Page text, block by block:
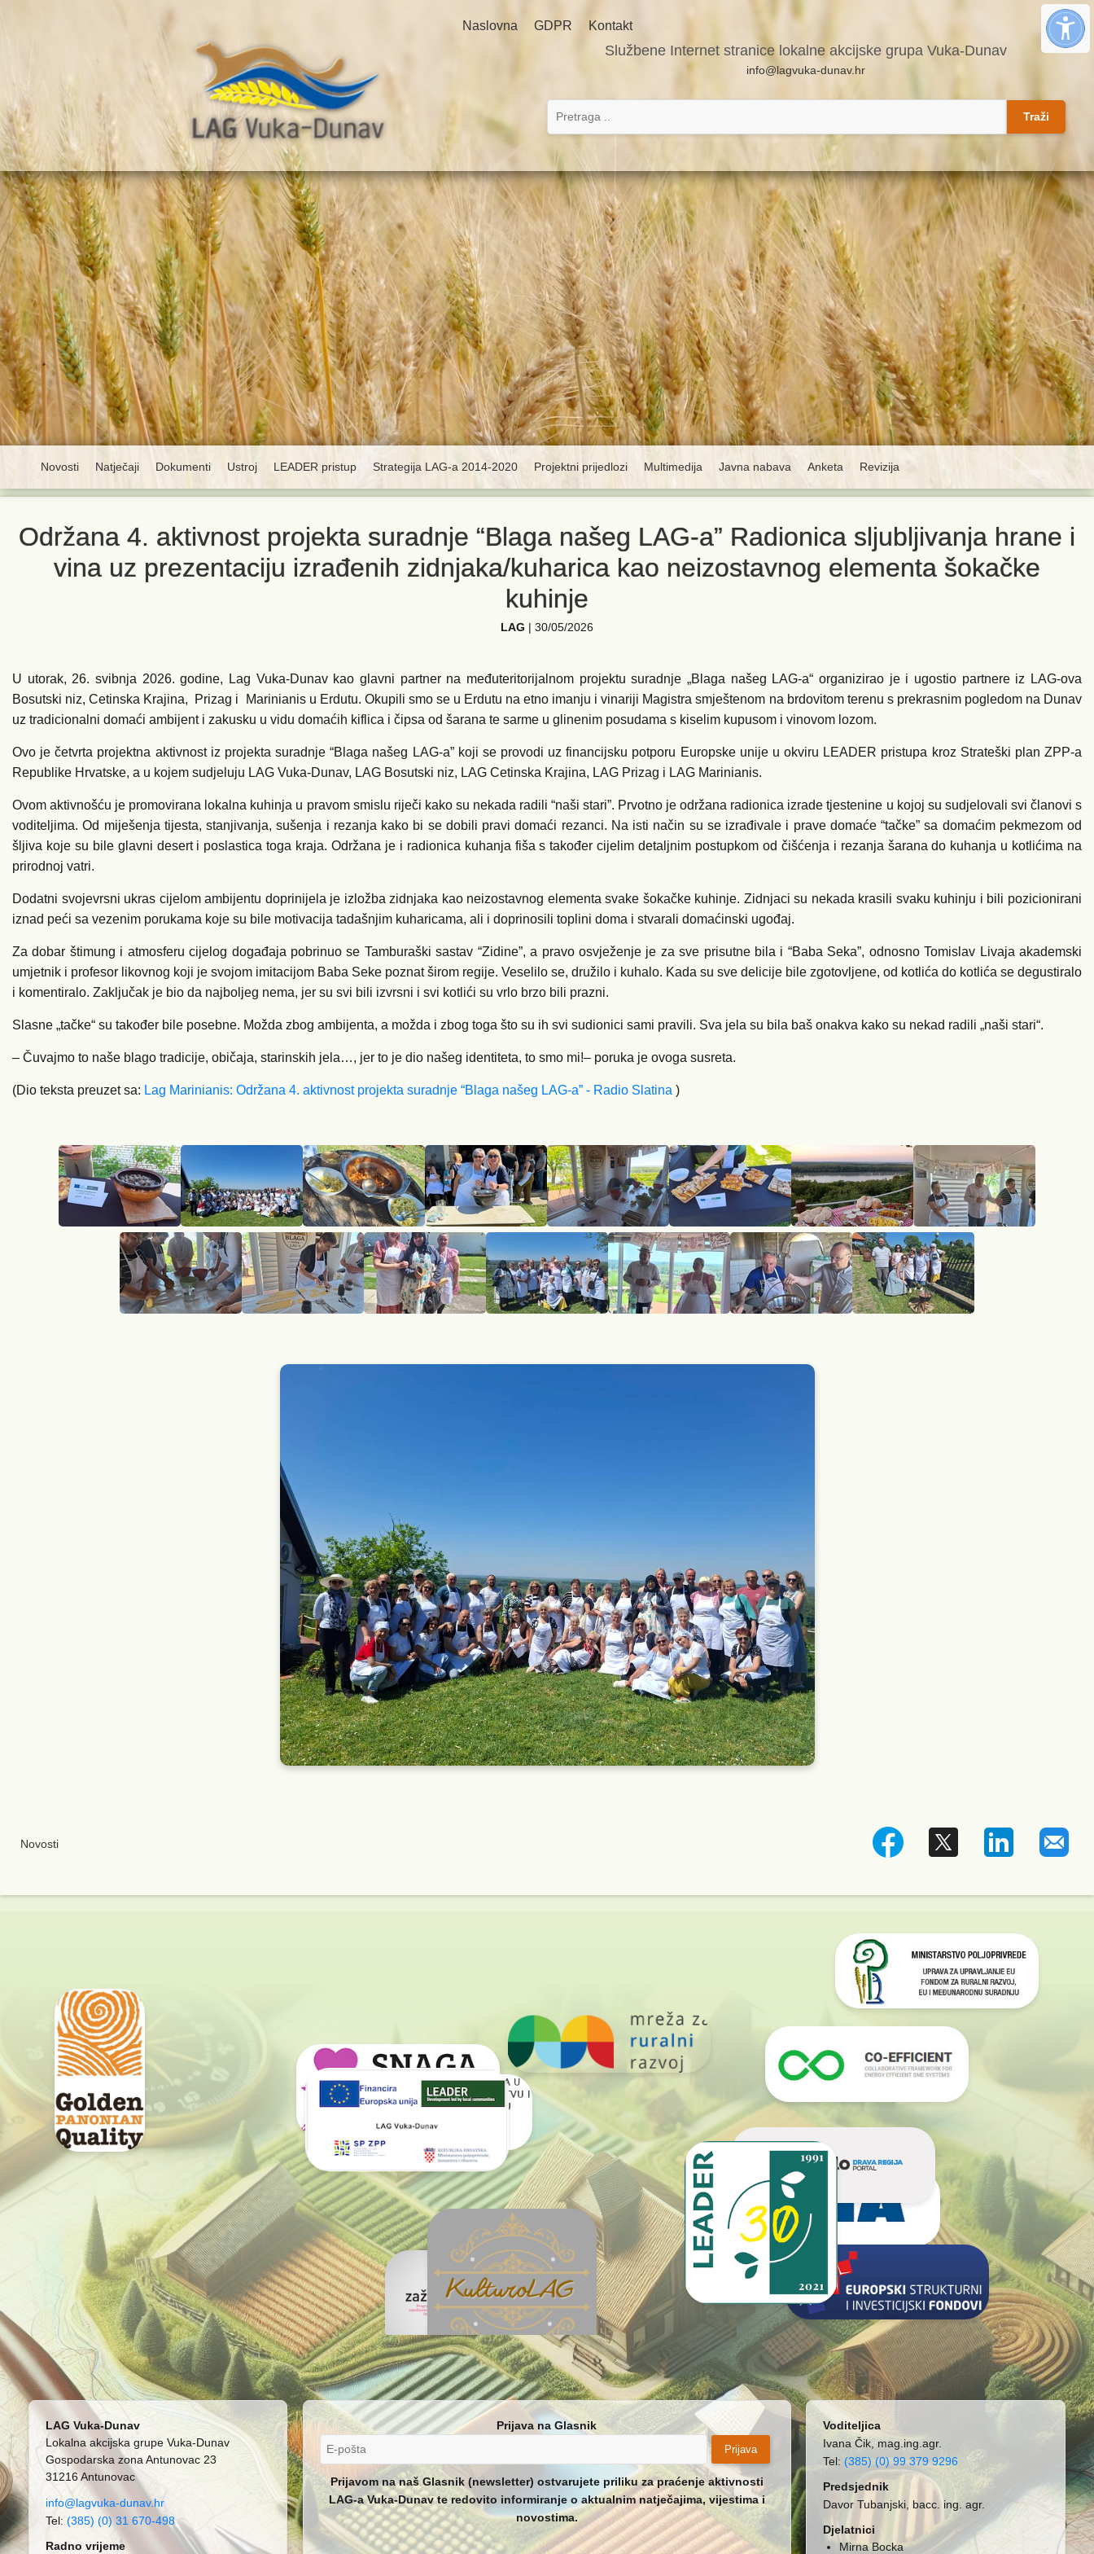
Naslovna GDPR Kontakt
Službene Internet stranice lokalne akcijske grupa Vuka-Dunav
info@lagvuka-dunav.hr
Traži
Novosti Natječaji Dokumenti Ustroj LEADER pristup Strategija LAG-a 2014-2020 Projektni prijedlozi Multimedija Javna nabava Anketa Revizija
Održana 4. aktivnost projekta suradnje “Blaga našeg LAG-a” Radionica sljubljivanja hrane i
vina uz prezentaciju izrađenih zidnjaka/kuharica kao neizostavnog elementa šokačke
kuhinje
LAG | 30/05/2026
U utorak, 26. svibnja 2026. godine, Lag Vuka-Dunav kao glavni partner na međuteritorijalnom projektu suradnje „Blaga našeg LAG-a“ organizirao je i ugostio partnere iz LAG-ova
Bosutski niz, Cetinska Krajina, Prizag i Marinianis u Erdutu. Okupili smo se u Erdutu na etno imanju i vinariji Magistra smještenom na brdovitom terenu s prekrasnim pogledom na Dunav
uz tradicionalni domaći ambijent i zakusku u vidu domaćih kiflica i čipsa od šarana te sarme u glinenim posudama s kiselim kupusom i vinovom lozom.
Ovo je četvrta projektna aktivnost iz projekta suradnje “Blaga našeg LAG-a” koji se provodi uz financijsku potporu Europske unije u okviru LEADER pristupa kroz Strateški plan ZPP-a
Republike Hrvatske, a u kojem sudjeluju LAG Vuka-Dunav, LAG Bosutski niz, LAG Cetinska Krajina, LAG Prizag i LAG Marinianis.
Ovom aktivnošću je promovirana lokalna kuhinja u pravom smislu riječi kako su nekada radili “naši stari”. Prvotno je održana radionica izrade tjestenine u kojoj su sudjelovali svi članovi s
voditeljima. Od miješenja tijesta, stanjivanja, sušenja i rezanja kako bi se dobili pravi domaći rezanci. Na isti način su se izrađivale i prave domaće “tačke” sa domaćim pekmezom od
šljiva koje su bile glavni desert i poslastica toga kraja. Održana je i radionica kuhanja fiša s također cijelim detaljnim postupkom od čišćenja i rezanja šarana do kuhanja u kotlićima na
prirodnoj vatri.
Dodatni svojevrsni ukras cijelom ambijentu doprinijela je izložba zidnjaka kao neizostavnog elementa svake šokačke kuhinje. Zidnjaci su nekada krasili svaku kuhinju i bili pozicionirani
iznad peći sa vezenim porukama koje su bile motivacija tadašnjim kuharicama, ali i doprinosili toplini doma i stvarali domaćinski ugođaj.
Za dobar štimung i atmosferu cijelog događaja pobrinuo se Tamburaški sastav “Zidine”, a pravo osvježenje je za sve prisutne bila i “Baba Seka”, odnosno Tomislav Livaja akademski
umjetnik i profesor likovnog koji je svojom imitacijom Baba Seke poznat širom regije. Veselilo se, družilo i kuhalo. Kada su sve delicije bile zgotovljene, od kotlića do kotlića se degustiralo
i komentiralo. Zaključak je bio da najboljeg nema, jer su svi bili izvrsni i svi kotlići su vrlo brzo bili prazni.
Slasne „tačke“ su također bile posebne. Možda zbog ambijenta, a možda i zbog toga što su ih svi sudionici sami pravili. Sva jela su bila baš onakva kako su nekad radili „naši stari“.
– Čuvajmo to naše blago tradicije, običaja, starinskih jela…, jer to je dio našeg identiteta, to smo mi!– poruka je ovoga susreta.
(Dio teksta preuzet sa: Lag Marinianis: Održana 4. aktivnost projekta suradnje “Blaga našeg LAG-a” - Radio Slatina )
Novosti
LAG Vuka-Dunav
Lokalna akcijska grupe Vuka-Dunav
Gospodarska zona Antunovac 23
31216 Antunovac
info@lagvuka-dunav.hr
Tel: (385) (0) 31 670-498
Radno vrijeme
Prijava na Glasnik
Prijava
Prijavom na naš Glasnik (newsletter) ostvarujete priliku za praćenje aktivnosti
LAG-a Vuka-Dunav te redovito informiranje o aktualnim natječajima, vijestima i
novostima.
Voditeljica
Ivana Čik, mag.ing.agr.
Tel:(385) (0) 99 379 9296
Predsjednik
Davor Tubanjski, bacc. ing. agr.
Djelatnici
Mirna Bocka